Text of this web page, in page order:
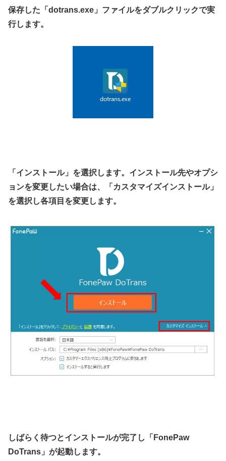
保存した「dotrans.exe」ファイルをダブルクリックで実
行します。
「インストール」を選択します。インストール先やオプシ
ョンを変更したい場合は、「カスタマイズインストール」
を選択し各項目を変更します。
しばらく待つとインストールが完了し
「FonePaw
DoTrans」が起動します。